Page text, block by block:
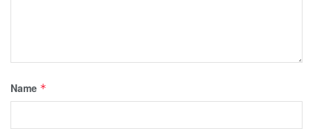
Name *